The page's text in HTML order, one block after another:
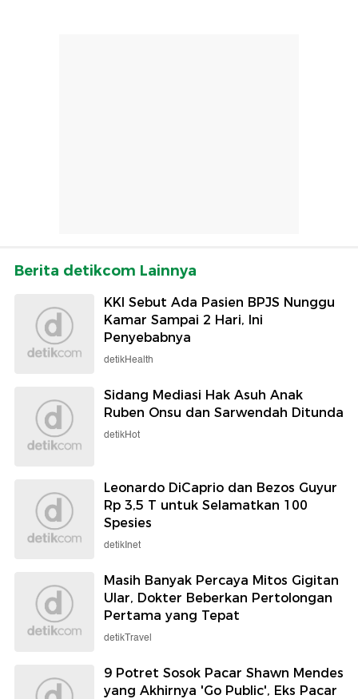
Berita detikcom Lainnya
KKI Sebut Ada Pasien BPJS Nunggu
Kamar Sampai 2 Hari, Ini
Penyebabnya
detikHealth
Sidang Mediasi Hak Asuh Anak
Ruben Onsu dan Sarwendah Ditunda
detikHot
Leonardo DiCaprio dan Bezos Guyur
Rp 3,5 T untuk Selamatkan 100
Spesies
detikInet
Masih Banyak Percaya Mitos Gigitan
Ular, Dokter Beberkan Pertolongan
Pertama yang Tepat
detikTravel
9 Potret Sosok Pacar Shawn Mendes
yang Akhirnya 'Go Public', Eks Pacar